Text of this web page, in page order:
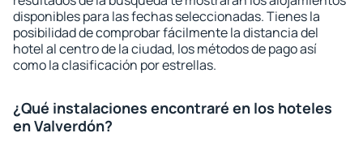
disponibles para las fechas seleccionadas. Tienes la
posibilidad de comprobar fácilmente la distancia del
hotel al centro de la ciudad, los métodos de pago así
como la clasificación por estrellas.
¿Qué instalaciones encontraré en los hoteles
en Valverdón?